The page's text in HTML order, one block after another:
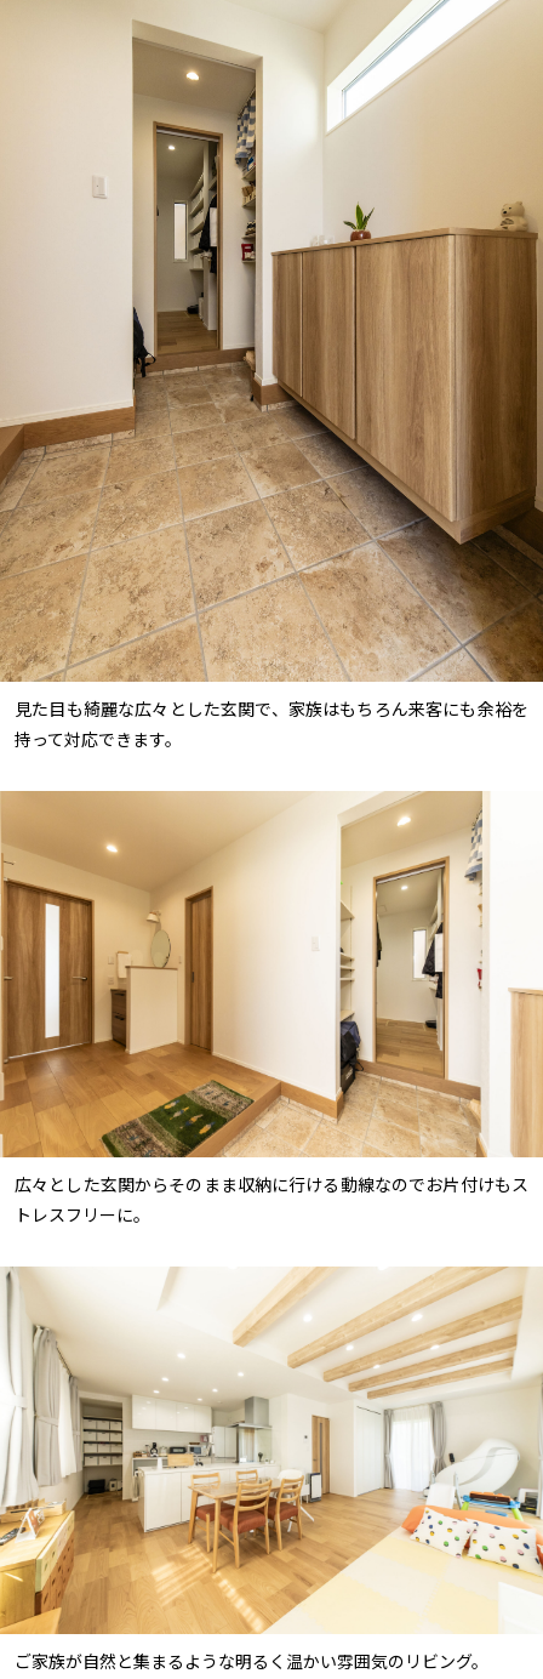
見た目も綺麗な広々とした玄関で、家族はもちろん来客にも余裕を
持って対応できます。
広々とした玄関からそのまま収納に行ける動線なのでお片付けもス
トレスフリーに。
ご家族が自然と集まるような明るく温かい雰囲気のリビング。